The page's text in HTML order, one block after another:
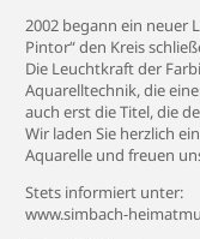
2002 begann ein neuer
Pintor“ den Kreis
Die Leuchtkraft der
Aquarelltechnik, die
auch erst die Titel, die
Wir laden Sie herzlich
Aquarelle und freuen
Stets informiert unter:
www.simbach-